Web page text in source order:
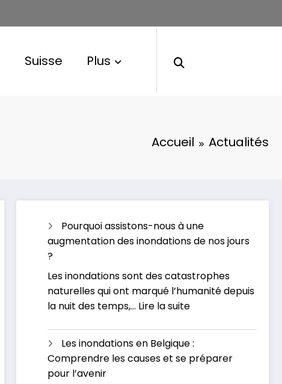
Suisse Plus
Accueil Actualités
Pourquoi assistons-nous à une
augmentation des inondations de nos jours
?
Les inondations sont des catastrophes
naturelles qui ont marqué l’humanité depuis
la nuit des temps,… Lire la suite:
nous
à
Les inondations en Belgique :
Comprendre les causes et se préparer
pour l’avenir